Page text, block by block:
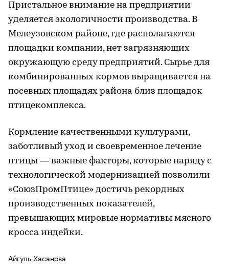
Пристальное внимание на предприятии
уделяется экологичности производства. В
Мелеузовском районе, где располагаются
площадки компании, нет загрязняющих
окружающую среду предприятий. Сырье для
комбинированных кормов выращивается на
посевных площадях района близ площадок
птицекомплекса.
Кормление качественными культурами,
заботливый уход и своевременное лечение
птицы — важные факторы, которые наряду с
технологической модернизацией позволили
«СоюзПромПтице» достичь рекордных
производственных показателей,
превышающих мировые нормативы мясного
кросса индейки.
Айгуль Хасанова